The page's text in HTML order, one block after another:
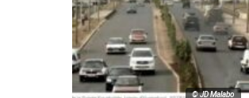
© JD Malabo